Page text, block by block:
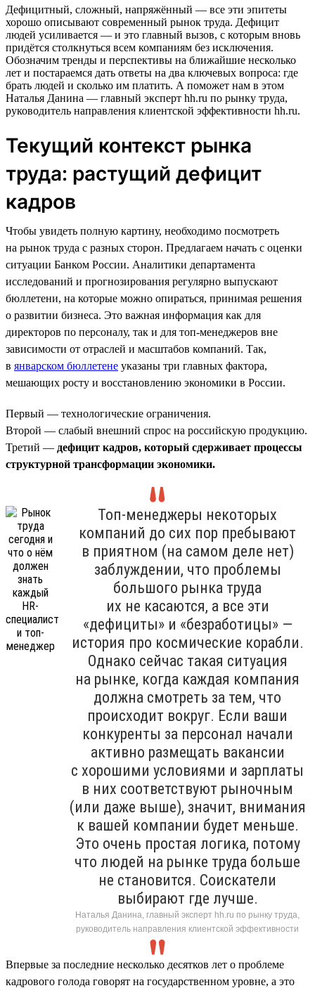
Дефицитный, сложный, напряжённый — все эти эпитеты
хорошо описывают современный рынок труда. Дефицит
людей усиливается — и это главный вызов, с которым вновь
придётся столкнуться всем компаниям без исключения.
Обозначим тренды и перспективы на ближайшие несколько
лет и постараемся дать ответы на два ключевых вопроса: где
брать людей и сколько им платить. А поможет нам в этом
Наталья Данина — главный эксперт hh.ru по рынку труда,
руководитель направления клиентской эффективности hh.ru.
Текущий контекст рынка
труда: растущий дефицит
кадров
Чтобы увидеть полную картину, необходимо посмотреть
на рынок труда с разных сторон. Предлагаем начать с оценки
ситуации Банком России. Аналитики департамента
исследований и прогнозирования регулярно выпускают
бюллетени, на которые можно опираться, принимая решения
о развитии бизнеса. Это важная информация как для
директоров по персоналу, так и для топ-менеджеров вне
зависимости от отраслей и масштабов компаний. Так,
в январском бюллетене указаны три главных фактора,
мешающих росту и восстановлению экономики в России.
Первый — технологические ограничения.
Второй — слабый внешний спрос на российскую продукцию.
Третий — дефицит кадров, который сдерживает процессы
структурной трансформации экономики.
Топ-менеджеры некоторых
компаний до сих пор пребывают
в приятном (на самом деле нет)
заблуждении, что проблемы
большого рынка труда
их не касаются, а все эти
«дефициты» и «безработицы» —
история про космические корабли.
Однако сейчас такая ситуация
на рынке, когда каждая компания
должна смотреть за тем, что
происходит вокруг. Если ваши
конкуренты за персонал начали
активно размещать вакансии
с хорошими условиями и зарплаты
в них соответствуют рыночным
(или даже выше), значит, внимания
к вашей компании будет меньше.
Это очень простая логика, потому
что людей на рынке труда больше
не становится. Соискатели
выбирают где лучше.
Наталья Данина, главный эксперт hh.ru по рынку труда,
руководитель направления клиентской эффективности
Впервые за последние несколько десятков лет о проблеме
кадрового голода говорят на государственном уровне, а это